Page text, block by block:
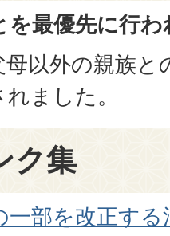
を最優先に行わ
母以外の親族と
ました。
ク集
一部を改正す